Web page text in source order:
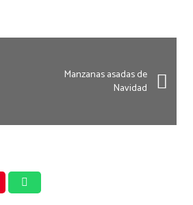
Manzanas asadas de
Navidad